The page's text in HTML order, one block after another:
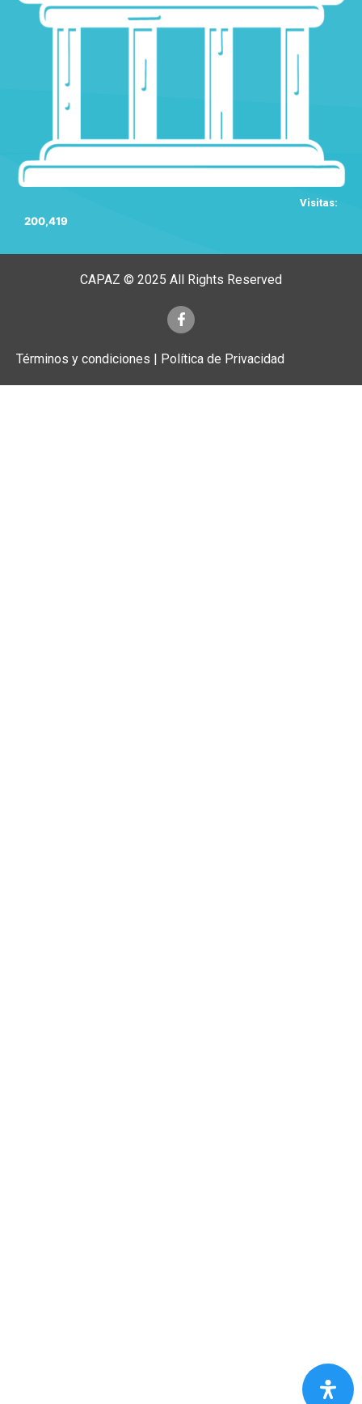
Visitas:
200,419
CAPAZ © 2025 All Rights Reserved
Términos y condiciones | Política de Privacidad